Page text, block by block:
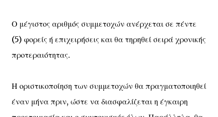
Ο μέγιστος αριθμός συμμετοχών ανέρχεται σε πέντε
(5) φορείς ή επιχειρήσεις και θα τηρηθεί σειρά χρονικής
προτεραιότητας.
Η οριστικοποίηση των συμμετοχών θα πραγματοποιηθεί
έναν μήνα πριν, ώστε να διασφαλίζεται η έγκαιρη